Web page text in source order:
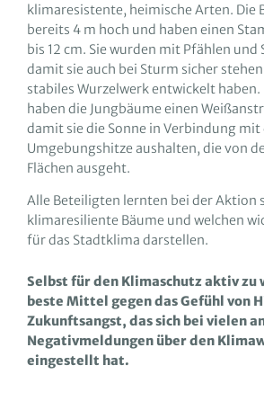
klimaresistente, heimische Arten. Die
bereits 4 m hoch und haben einen
bis 12 cm. Sie wurden mit Pfählen
damit sie auch bei Sturm sicher
stabiles Wurzelwerk entwickelt haben.
haben die Jungbäume einen
damit sie die Sonne in Verbindung mit
Umgebungshitze aushalten, die von
Flächen ausgeht.
Alle Beteiligten lernten bei der Aktion
klimaresiliente Bäume und welchen
für das Stadtklima darstellen.
Selbst für den Klimaschutz aktiv zu
beste Mittel gegen das Gefühl von
Zukunftsangst, das sich bei vielen
Negativmeldungen über den
eingestellt hat.